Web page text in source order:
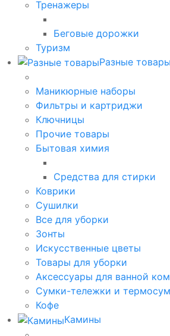
Тренажеры
Беговые дорожки
Туризм
Разные товары
Маникюрные наборы
Фильтры и картриджи
Ключницы
Прочие товары
Бытовая химия
Средства для стирки
Коврики
Сушилки
Все для уборки
Зонты
Искусственные цветы
Товары для уборки
Аксессуары для ванной
Сумки-тележки и
Кофе
Камины